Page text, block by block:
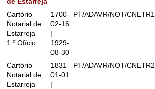
Cartório
Notarial de
Estarreja –
1.º Ofício
1700-
02-16
|
1929-
08-30
PT/ADAVR/NOT/CNETR1
Cartório
Notarial de
Estarreja –
1831-
01-01
|
PT/ADAVR/NOT/CNETR2